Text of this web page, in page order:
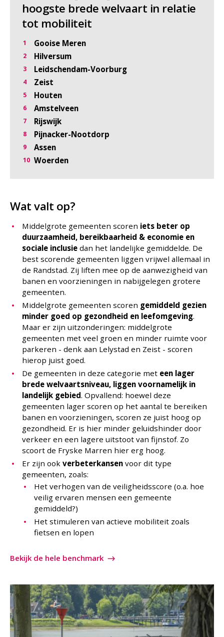
hoogste brede welvaart in relatie
tot mobiliteit
Gooise Meren
Hilversum
Leidschendam-Voorburg
Zeist
Houten
Amstelveen
Rijswijk
Pijnacker-Nootdorp
Assen
Woerden
Wat valt op?
Middelgrote gemeenten scoren iets beter op
duurzaamheid, bereikbaarheid & economie en
sociale inclusie dan het landelijke gemiddelde. De
best scorende gemeenten liggen vrijwel allemaal in
de Randstad. Zij liften mee op de aanwezigheid van
banen en voorzieningen in nabijgelegen grotere
gemeenten.
Middelgrote gemeenten scoren gemiddeld gezien
minder goed op gezondheid en leefomgeving.
Maar er zijn uitzonderingen: middelgrote
gemeenten met veel groen en minder ruimte voor
parkeren - denk aan Lelystad en Zeist - scoren
hierop juist goed.
De gemeenten in deze categorie met een lager
brede welvaartsniveau, liggen voornamelijk in
landelijk gebied. Opvallend: hoewel deze
gemeenten lager scoren op het aantal te bereiken
banen en voorzieningen, scoren ze juist hoog op
gezondheid. Er is hier minder geluidshinder door
verkeer en een lagere uitstoot van fijnstof. Zo
scoort de Fryske Marren hier erg hoog.
Er zijn ookverbeterkansen voor dit type
gemeenten, zoals:
Het verhogen van de veiligheidsscore (o.a. hoe
veilig ervaren mensen een gemeente
gemiddeld?)
Het stimuleren van actieve mobiliteit zoals
fietsen en lopen
Bekijk de hele benchmark